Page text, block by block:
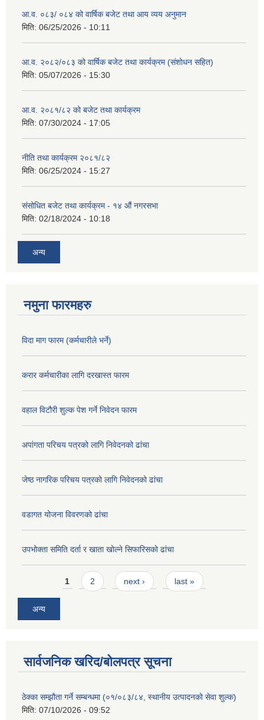
आ.व. ०८३/ ०८४ को वार्षिक बजेट तथा आय व्यय अनुमान
मिति: 06/25/2026 - 10:11
आ.व. २०८२/०८३ को वार्षिक बजेट तथा कार्यक्रम (संशोधन सहित)
मिति: 05/07/2026 - 15:30
आ.व. २०८१/८२ को बजेट तथा कार्यक्रम
मिति: 07/30/2024 - 17:05
नीति तथा कार्यक्रम २०८१/८२
मिति: 06/25/2024 - 15:27
संसोधित बजेट तथा कार्यक्रम - १४ औं नगरसभा
मिति: 02/18/2024 - 10:18
अन्य
नमुना फारमहरु
विदा माग फारम (कर्मचारीले भर्ने)
करार कर्मचारीका लागि दरखास्त फारम
वहाल विटौरी शुल्क पेश गर्ने निवेदन फारम
अपांगता परिचय पत्रको लागि निवेदनको ढांचा
जेष्ठ नागरिक परिचय पत्रको लागि निवेदनको ढांचा
वडागत योजना विवरणको ढांचा
उपभोक्ता समिति दर्ता र खाता खोल्ने सिफारिसको ढांचा
Pages1 2 next › last »
अन्य
सार्वजनिक खरिद/बोलपत्र सूचना
ठेक्का सम्झौता गर्ने सम्बन्धमा (०१/०८३/८४, स्थानीय उत्पादनको सेवा शुल्क)
मिति: 07/10/2026 - 09:52